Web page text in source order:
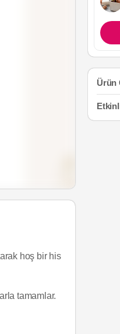
hoş bir his
tamamlar.
Ürün